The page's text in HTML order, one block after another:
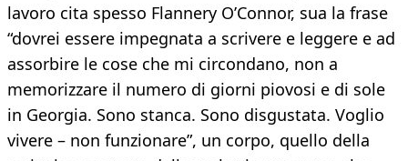
lavoro cita spesso Flannery O’Connor, sua la frase
“dovrei essere impegnata a scrivere e leggere e ad
assorbire le cose che mi circondano, non a
memorizzare il numero di giorni piovosi e di sole
in Georgia. Sono stanca. Sono disgustata. Voglio
vivere – non funzionare”, un corpo, quello della